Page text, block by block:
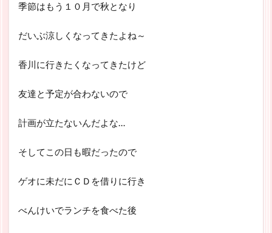
季節はもう１０月で秋となり
だいぶ涼しくなってきたよね～
香川に行きたくなってきたけど
友達と予定が合わないので
計画が立たないんだよな…
そしてこの日も暇だったので
ゲオに未だにＣＤを借りに行き
べんけいでランチを食べた後